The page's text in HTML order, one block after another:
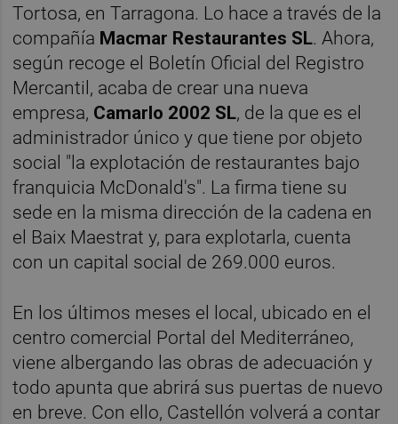
Tortosa, en Tarragona. Lo hace a través de la
compañía Macmar Restaurantes SL. Ahora,
según recoge el Boletín Oficial del Registro
Mercantil, acaba de crear una nueva
empresa, Camarlo 2002 SL, de la que es el
administrador único y que tiene por objeto
social "la explotación de restaurantes bajo
franquicia McDonald's". La firma tiene su
sede en la misma dirección de la cadena en
el Baix Maestrat y, para explotarla, cuenta
con un capital social de 269.000 euros.
En los últimos meses el local, ubicado en el
centro comercial Portal del Mediterráneo,
viene albergando las obras de adecuación y
todo apunta que abrirá sus puertas de nuevo
en breve. Con ello, Castellón volverá a contar